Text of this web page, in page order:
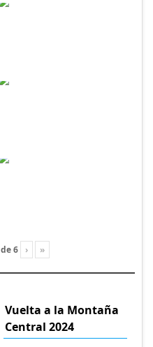
de6 › »
Vuelta a la Montaña
Central 2024